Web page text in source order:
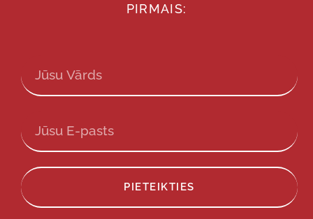
PIRMAIS:
PIETEIKTIES